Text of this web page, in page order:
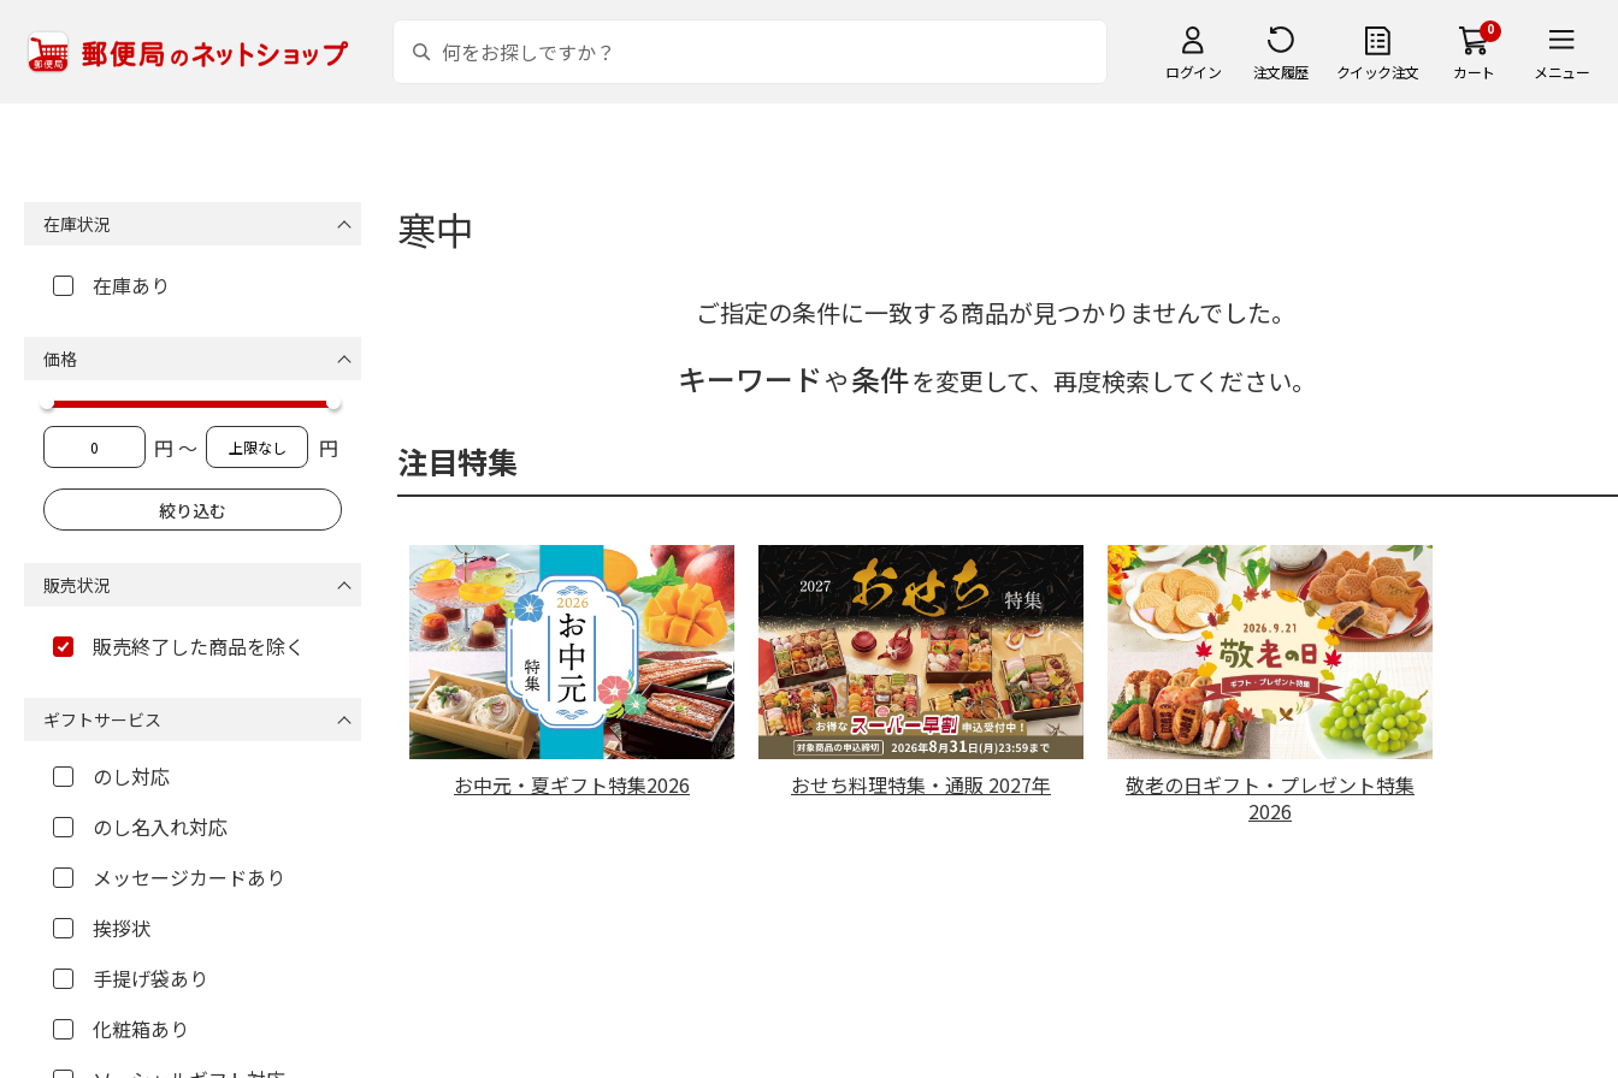
ログイン 注文履歴 クイック注文
0
カート メニュー
寒中
ご指定の条件に一致する商品が見つかりませんでした。
キーワードや条件を変更して、再度検索してください。
注目特集
お中元・夏ギフト特集2026 おせち料理特集・通販 2027年
敬老の日ギフト・プレゼント特集
2026
在庫状況
在庫あり
価格
円 ～ 円
販売状況
販売終了した商品を除く
ギフトサービス
のし対応
のし名入れ対応
メッセージカードあり
挨拶状
手提げ袋あり
化粧箱あり